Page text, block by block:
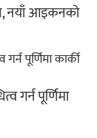
नयाँ आइकनको
गर्न पूर्णिमा